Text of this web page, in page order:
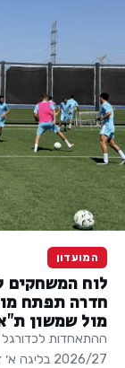
המועדון
חדרה תפתח
מול שמשון
ההתאחדות
2026/27